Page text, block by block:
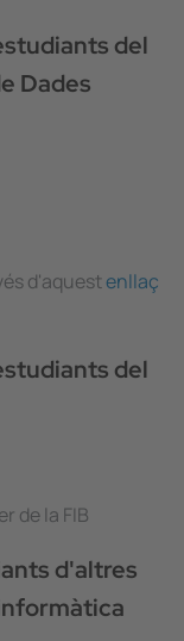
del
Dades
d'aquestenllaç
del
de la FIB
d'altres